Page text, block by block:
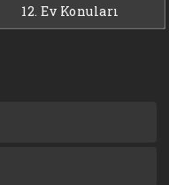
12. Ev Konuları